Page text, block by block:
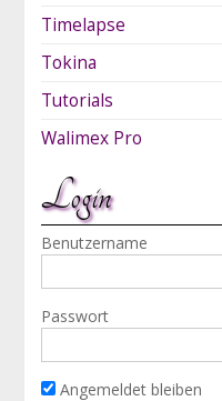
Timelapse
Tokina
Tutorials
Walimex Pro
Login
Benutzername
Passwort
Angemeldet bleiben